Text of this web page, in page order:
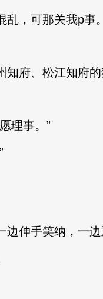
，可那关我p事。
府、松江知府的
理事。”
手笑纳，一边